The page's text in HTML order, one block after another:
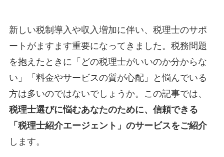
新しい税制導入や収入増加に伴い、税理士のサポ
ートがますます重要になってきました。税務問題
を抱えたときに「どの税理士がいいのか分からな
い」「料金やサービスの質が心配」と悩んでいる
方は多いのではないでしょうか。この記事では、
税理士選びに悩むあなたのために、信頼できる
「税理士紹介エージェント」のサービスをご紹介
します。